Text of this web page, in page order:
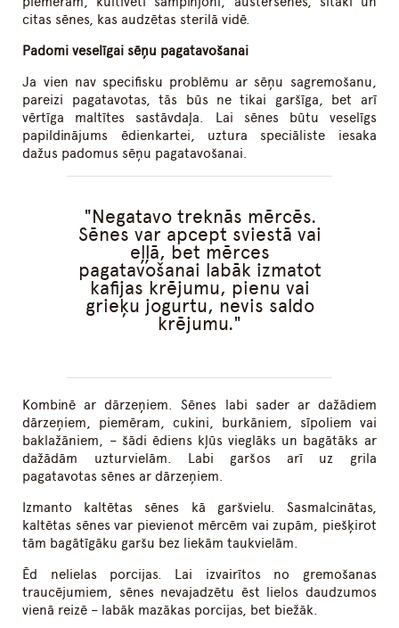
citas sēnes, kas audzētas sterilā vidē.
Padomi veselīgai sēņu pagatavošanai
Ja vien nav specifisku problēmu ar sēņu sagremošanu,
pareizi pagatavotas, tās būs ne tikai garšīga, bet arī
vērtīga maltītes sastāvdaļa. Lai sēnes būtu veselīgs
papildinājums ēdienkartei, uztura speciāliste iesaka
dažus padomus sēņu pagatavošanai.
Negatavo treknās mērcēs.
Sēnes var apcept sviestā vai
eļļā, bet mērces
pagatavošanai labāk izmatot
kafijas krējumu, pienu vai
grieķu jogurtu, nevis saldo
krējumu.
Kombinē ar dārzeņiem. Sēnes labi sader ar dažādiem
dārzeņiem, piemēram, cukini, burkāniem, sīpoliem vai
baklažāniem, – šādi ēdiens kļūs vieglāks un bagātāks ar
dažādām uzturvielām. Labi garšos arī uz grila
pagatavotas sēnes ar dārzeņiem.
Izmanto kaltētas sēnes kā garšvielu. Sasmalcinātas,
kaltētas sēnes var pievienot mērcēm vai zupām, piešķirot
tām bagātīgāku garšu bez liekām taukvielām.
Ēd nelielas porcijas. Lai izvairītos no gremošanas
traucējumiem, sēnes nevajadzētu ēst lielos daudzumos
vienā reizē – labāk mazākas porcijas, bet biežāk.